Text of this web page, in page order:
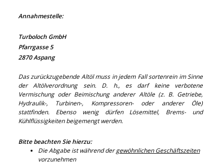
Annahmestelle:
Turboloch GmbH
Pfarrgasse 5
2870 Aspang
Das zurückzugebende Altöl muss in jedem Fall sortenrein im Sinne
der Altölverordnung sein. D. h., es darf keine verbotene
Vermischung oder Beimischung anderer Altöle (z. B. Getriebe,
Hydraulik-, Turbinen-, Kompressoren- oder anderer Öle)
stattfinden. Ebenso wenig dürfen Lösemittel, Brems- und
Kühlflüssigkeiten beigemengt werden.
Bitte beachten Sie hierzu:
Die Abgabe ist während dergewöhnlichen Geschäftszeiten
vorzunehmen